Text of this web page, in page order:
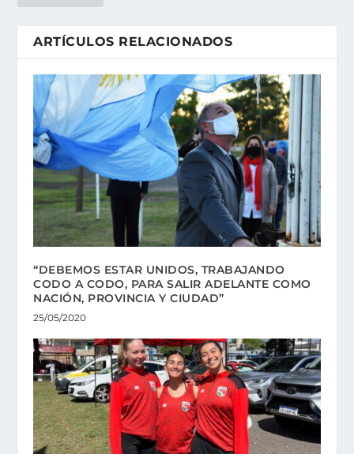
ARTÍCULOS RELACIONADOS
“DEBEMOS ESTAR UNIDOS, TRABAJANDO
CODO A CODO, PARA SALIR ADELANTE COMO
NACIÓN, PROVINCIA Y CIUDAD”
25/05/2020